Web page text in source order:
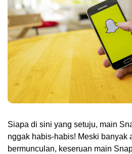
Siapa di sini yang setuju, main
nggak habis-habis! Meski banyak
bermunculan, keseruan main